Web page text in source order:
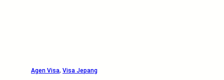
Agen Visa, Visa Jepang